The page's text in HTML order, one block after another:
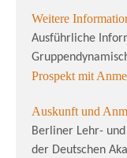
Weitere
Ausführliche
Prospekt mit
Auskunft und
Berliner Lehr-
der Deutschen